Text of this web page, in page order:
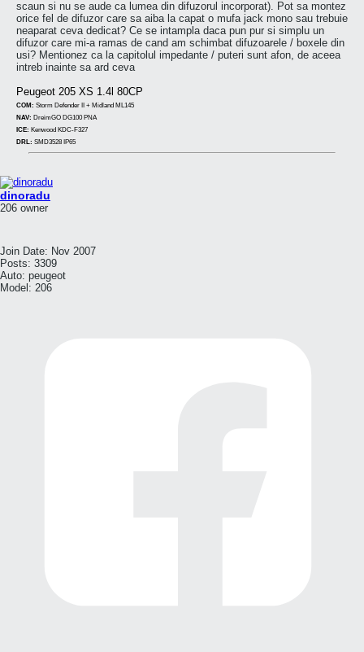
scaun si nu se aude ca lumea din difuzorul incorporat). Pot sa montez
orice fel de difuzor care sa aiba la capat o mufa jack mono sau trebuie
neaparat ceva dedicat? Ce se intampla daca pun pur si simplu un
difuzor care mi-a ramas de cand am schimbat difuzoarele / boxele din
usi? Mentionez ca la capitolul impedante / puteri sunt afon, de aceea
intreb inainte sa ard ceva
Peugeot 205 XS 1.4l 80CP
COM: Storm Defender II + Midland ML145
NAV: DreimGO DG100 PNA
ICE: Kenwood KDC-F327
DRL: SMD3528 IP65
dinoradu
206 owner
Join Date: Nov 2007
Posts: 3309
Auto: peugeot
Model: 206